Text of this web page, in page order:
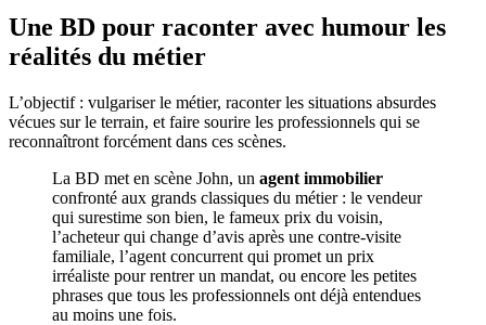
Une BD pour raconter avec humour les
réalités du métier
L’objectif : vulgariser le métier, raconter les situations absurdes
vécues sur le terrain, et faire sourire les professionnels qui se
reconnaîtront forcément dans ces scènes.
La BD met en scène John, un agent immobilier
confronté aux grands classiques du métier : le vendeur
qui surestime son bien, le fameux prix du voisin,
l’acheteur qui change d’avis après une contre-visite
familiale, l’agent concurrent qui promet un prix
irréaliste pour rentrer un mandat, ou encore les petites
phrases que tous les professionnels ont déjà entendues
au moins une fois.